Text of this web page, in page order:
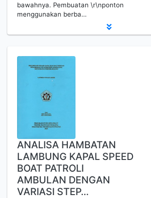
bawahnya. Pembuatan \r\nponton
menggunakan berba…
ANALISA HAMBATAN
LAMBUNG KAPAL SPEED
BOAT PATROLI
AMBULAN DENGAN
VARIASI STEP…